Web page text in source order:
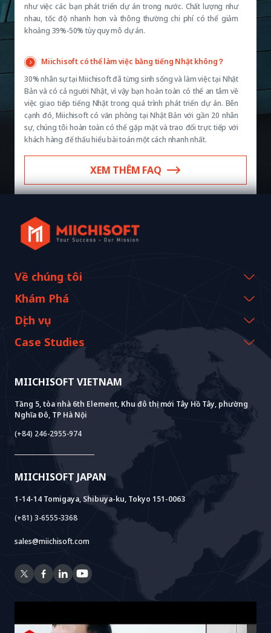
như việc các bạn phát triển dự án trong nước. Chất lượng như
nhau, tốc độ nhanh hơn và thông thường chi phí có thể giảm
khoảng 39%-50% tùy quy mô dự án.
Miichisoft có thể làm việc bằng tiếng Nhật không？
30% nhân sự tại Miichisoft đã từng sinh sống và làm việc tại Nhật
Bản và có cả người Nhật, vì vậy bạn hoàn toàn có thể an tâm về
việc giao tiếp tiếng Nhật trong quá trình phát triển dự án. Bên
cạnh đó, Miichisoft có văn phòng tại Nhật Bản với gần 20 nhân
sự, chúng tôi hoàn toàn có thể gặp mặt và trao đổi trực tiếp với
khách hàng để thấu hiểu bài toán một cách nhanh nhất.
XEM THÊM FAQ
MIICHISOFT VIETNAM
Tầng 5, tòa nhà 6th Element, Khu đô thị mới Tây Hồ Tây, phường
Nghĩa Đô, TP Hà Nội
(+84) 246-2955-974
MIICHISOFT JAPAN
1-14-14 Tomigaya, Shibuya-ku, Tokyo 151-0063
(+81) 3-6555-3368
sales@miichisoft.com
Về chúng tôi
Thông tin công ty
Thông điệp từ CEO
Lịch sử và cột mốc
Giá trị bền vững
Khám Phá
Sự kiện & Webinars
Tài nguyên Miichisoft
Tin tức Miichisoft
FAQ
Dịch vụ
AI CO-CREATION
Phát Triển AI PoC
Core Lab
System Lab
Power Lab
Cloud Lab
AI+ SOLUTIONS
AI+ Products
Meet AI+
AI+ Package
RAG Package
VIETNAM BRIDGE
Mô Hình BOT
Hỗ Trợ Thành Lập Pháp Nhân
Case Studies
Thành tựu
Phỏng vấn khách hàng